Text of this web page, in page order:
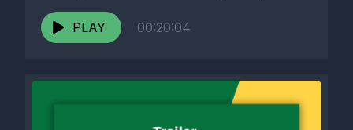
capaciteit. Marjolein Kremers,...
PLAY
00:20:04